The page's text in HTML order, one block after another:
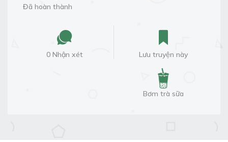
Đã hoàn thành
0 Nhận xét Lưu truyện này
Bơm trà sữa